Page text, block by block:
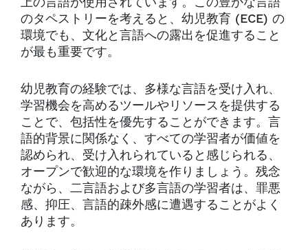
のタペストリーを考えると、幼児教育 (ECE) の
環境でも、文化と言語への露出を促進すること
が最も重要です。
幼児教育の経験では、多様な言語を受け入れ、
学習機会を高めるツールやリソースを提供する
ことで、包括性を優先することができます。言
語的背景に関係なく、すべての学習者が価値を
認められ、受け入れられていると感じられる、
オープンで歓迎的な環境を作りましょう。残念
ながら、二言語および多言語の学習者は、罪悪
感、抑圧、言語的疎外感に遭遇することがよく
あります。